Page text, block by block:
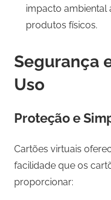
impacto ambiental
produtos físicos.
Segurança
Uso
Proteção e
Cartões virtuais
facilidade que os
proporcionar: